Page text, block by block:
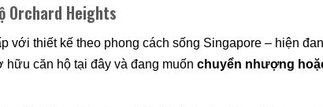
Orchard Heights
với thiết kế theo phong cách sống Singapore – hiện
hữu căn hộ tại đây và đang muốn chuyển nhượng